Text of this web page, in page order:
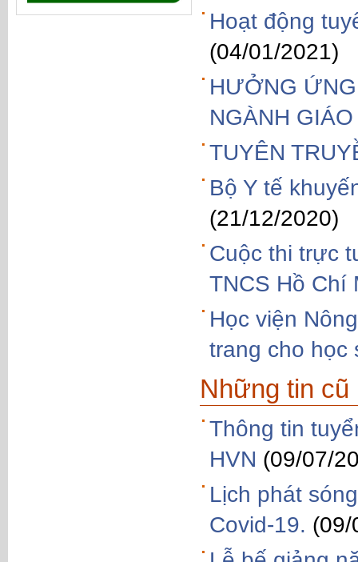
Hoạt động
(04/01/2021)
HƯỞNG ỨNG
NGÀNH
TUYÊN
Bộ Y tế
(21/12/2020)
Cuộc thi trực
TNCS Hồ Chí
Học viện
trang cho học
Những tin cũ
Thông tin
HVN (09/07/
Lịch phát
Covid-19. (09/